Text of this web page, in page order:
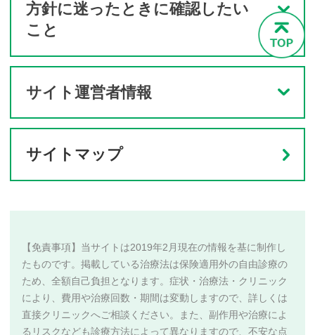
方針に迷ったときに確認したい
こと
サイト運営者情報
サイトマップ
【免責事項】当サイトは2019年2月現在の情報を基に制作し
たものです。掲載している治療法は保険適用外の自由診療の
ため、全額自己負担となります。症状・治療法・クリニック
により、費用や治療回数・期間は変動しますので、詳しくは
直接クリニックへご相談ください。また、副作用や治療によ
るリスクなども診療方法によって異なりますので、不安な点